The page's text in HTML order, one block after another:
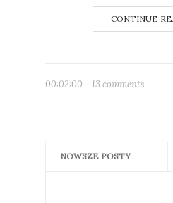
CONTINUE
00:02:00 13 comments
NOWSZE POSTY